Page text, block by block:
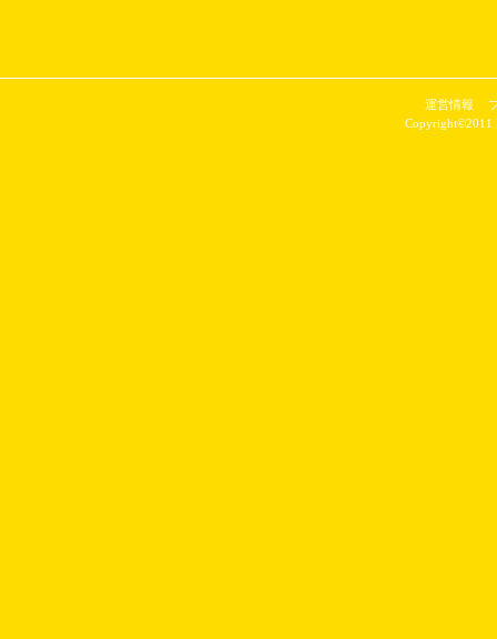
運営情報
Copyright©2011